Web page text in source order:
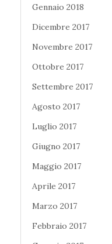
Gennaio 2018
Dicembre 2017
Novembre 2017
Ottobre 2017
Settembre 2017
Agosto 2017
Luglio 2017
Giugno 2017
Maggio 2017
Aprile 2017
Marzo 2017
Febbraio 2017